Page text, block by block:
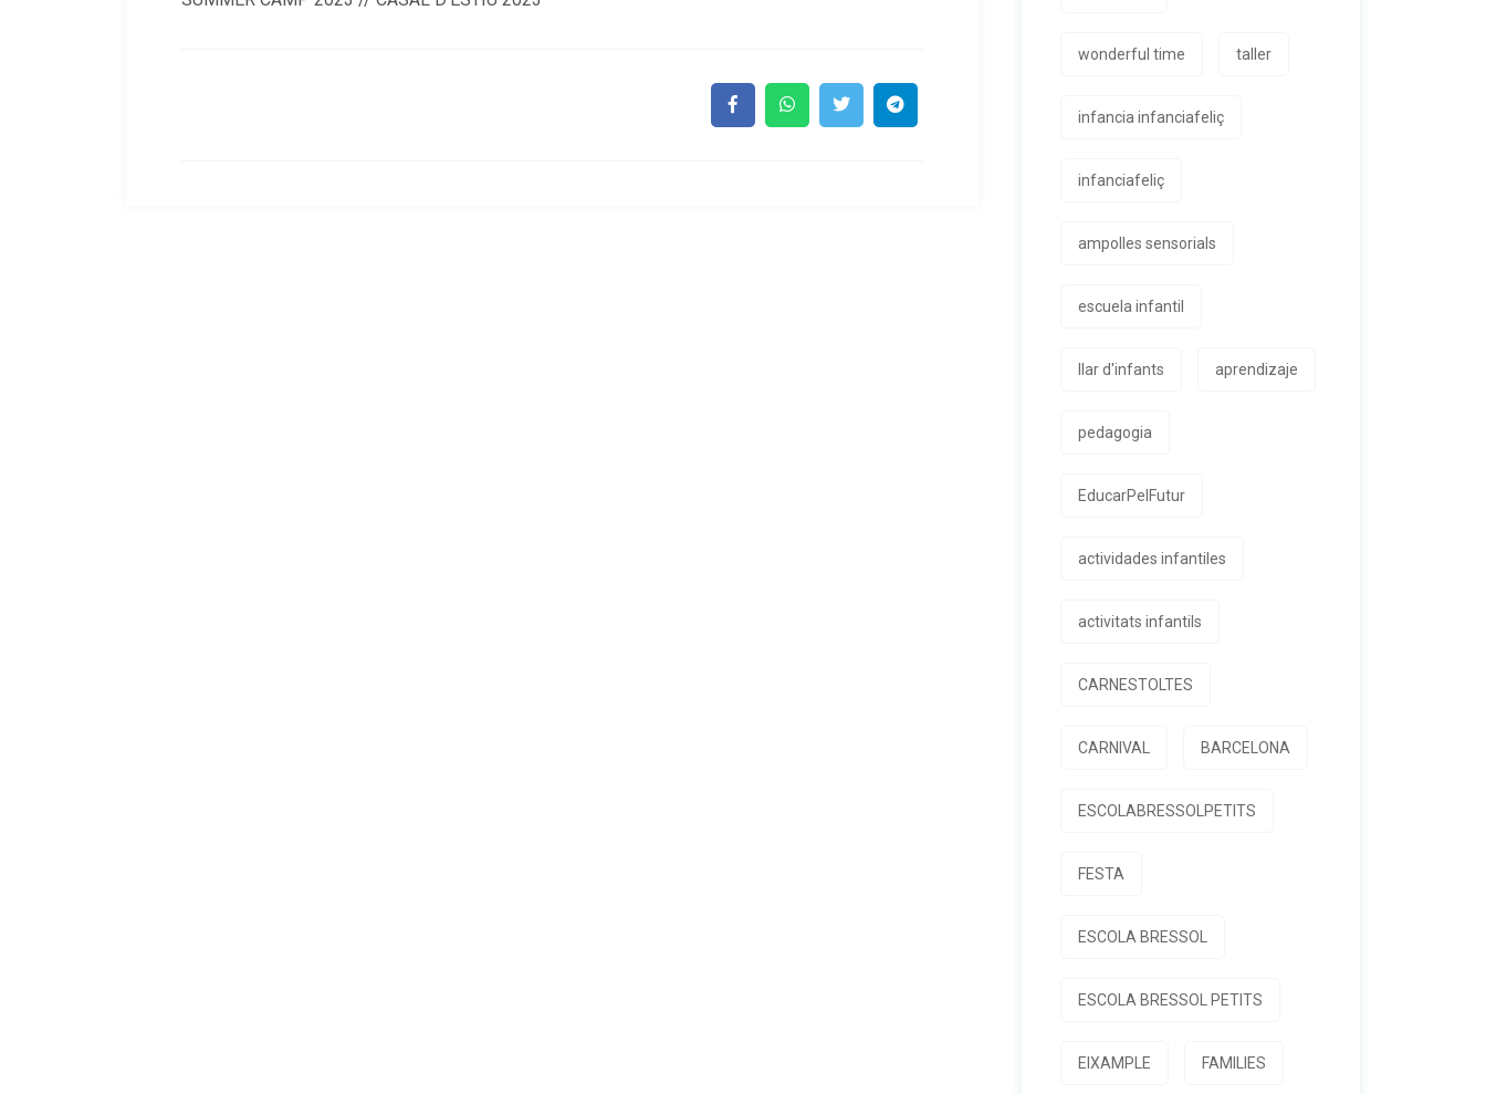
wonderful time taller
infancia infanciafeliç
infanciafeliç
ampolles sensorials
escuela infantil
llar d'infants aprendizaje
pedagogia
EducarPelFutur
actividades infantiles
activitats infantils
CARNESTOLTES
CARNIVAL BARCELONA
ESCOLABRESSOLPETITS
FESTA
ESCOLA BRESSOL
ESCOLA BRESSOL PETITS
EIXAMPLE FAMILIES